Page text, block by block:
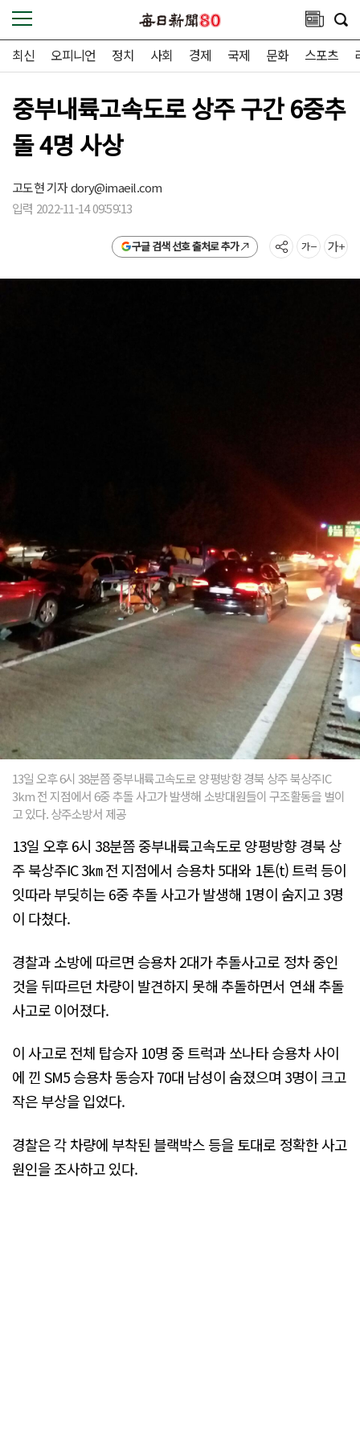
최신 오피니언 정치 사회 경제 국제 문화 스포츠
중부내륙고속도로 상주 구간 6중추
돌 4명 사상
고도현 기자dory@imaeil.com
입력 2022-11-14 09:59:13
구글 검색 선호 출처로 추가
13일 오후 6시 38분쯤 중부내륙고속도로 양평방향 경북 상주 북상주IC
3km 전 지점에서 6중 추돌 사고가 발생해 소방대원들이 구조활동을 벌이
고 있다. 상주소방서 제공
13일 오후 6시 38분쯤 중부내륙고속도로 양평방향 경북 상
주 북상주IC 3㎞ 전 지점에서 승용차 5대와 1톤(t) 트럭 등이
잇따라 부딪히는 6중 추돌 사고가 발생해 1명이 숨지고 3명
이 다쳤다.
경찰과 소방에 따르면 승용차 2대가 추돌사고로 정차 중인
것을 뒤따르던 차량이 발견하지 못해 추돌하면서 연쇄 추돌
사고로 이어졌다.
이 사고로 전체 탑승자 10명 중 트럭과 쏘나타 승용차 사이
에 낀 SM5 승용차 동승자 70대 남성이 숨졌으며 3명이 크고
작은 부상을 입었다.
경찰은 각 차량에 부착된 블랙박스 등을 토대로 정확한 사고
원인을 조사하고 있다.